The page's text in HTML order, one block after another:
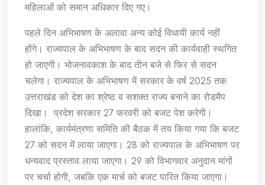
महिलाओं को समान अधिकार दिए गए।
पहले दिन अभिभाषण के अलावा अन्य कोई विधायी कार्य नहीं
होंगे। राज्यपाल के अभिभाषण के बाद सदन की कार्यवाही स्थगित
हो जाएगी। भोजनावकाश के बाद तीन बजे से फिर से सदन
चलेगा। राज्यपाल के अभिभाषण में सरकार के वर्ष 2025 तक
उत्तराखंड को देश का श्रेष्ठ व सशक्त राज्य बनाने का रोडमैप
दिखा। प्रदेश सरकार 27 फरवरी को बजट पेश करेगी।
हालांकि, कार्यमंत्रणा समिति की बैठक में तय किया गया कि बजट
27 को सदन में लाया जाएगा। 28 को राज्यपाल के अभिभाषण पर
धन्यवाद प्रस्ताव लाया जाएगा। 29 को विभागवार अनुदान मांगों
पर चर्चा होगी, जबकि एक मार्च को बजट पारित किया जाएगा।